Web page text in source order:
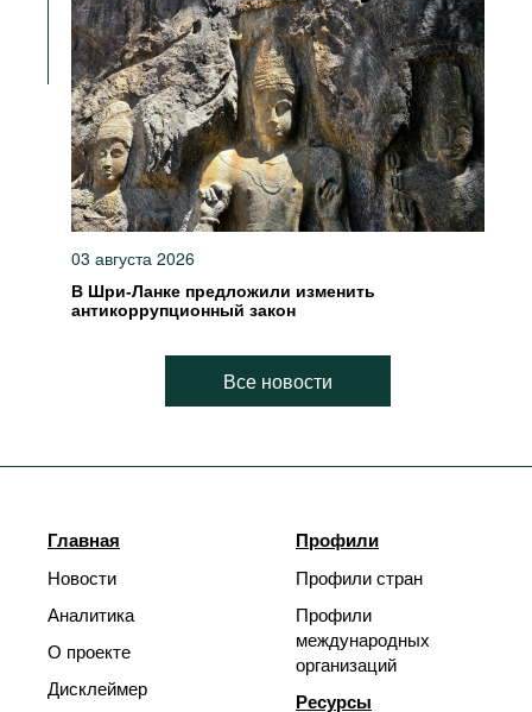
03 августа 2026
В Шри-Ланке предложили изменить
антикоррупционный закон
Все новости
Главная
Новости
Аналитика
О проекте
Дисклеймер
Профили
Профили стран
Профили
международных
организаций
Ресурсы